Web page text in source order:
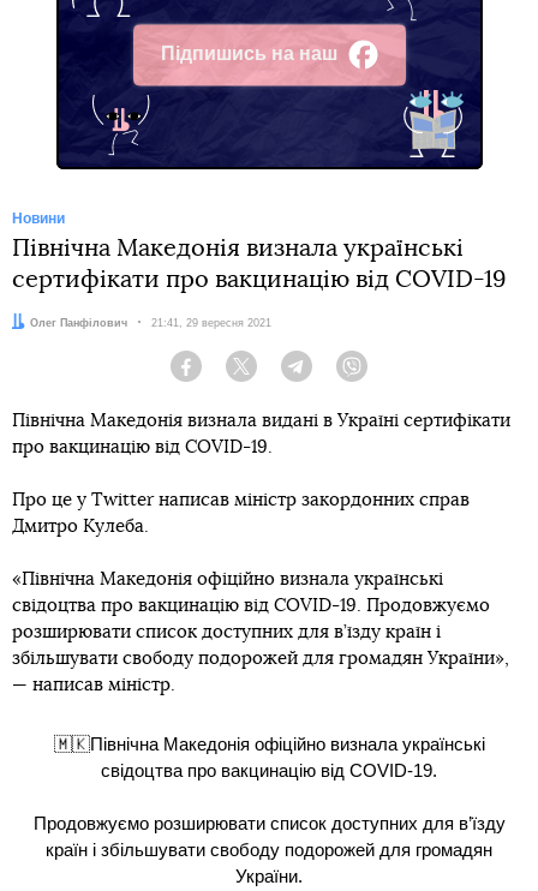
Підпишись на наш
Facebook
Новини
Північна Македонія визнала українські
сертифікати про вакцинацію від COVID-19
Автор:
Олег Панфілович Дата:
21:41, 29 вересня 2021
Facebook Twitter Telegram
Північна Македонія визнала видані в Україні сертифікати
про вакцинацію від COVID-19.
Про це у Twitter написав міністр закордонних справ
Дмитро Кулеба.
«Північна Македонія офіційно визнала українські
свідоцтва про вакцинацію від COVID-19. Продовжуємо
розширювати список доступних для в’їзду країн і
збільшувати свободу подорожей для громадян України»,
— написав міністр.
🇲🇰Північна Македонія офіційно визнала українські
свідоцтва про вакцинацію від COVID-19.
Продовжуємо розширювати список доступних для в’їзду
країн і збільшувати свободу подорожей для громадян
України.